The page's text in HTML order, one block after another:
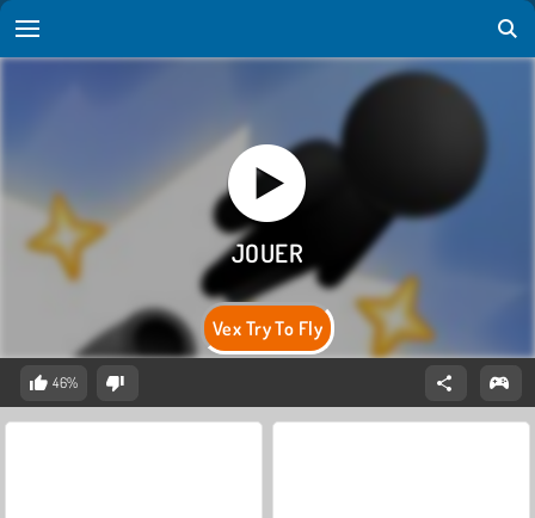
Vex Try To Fly
46%